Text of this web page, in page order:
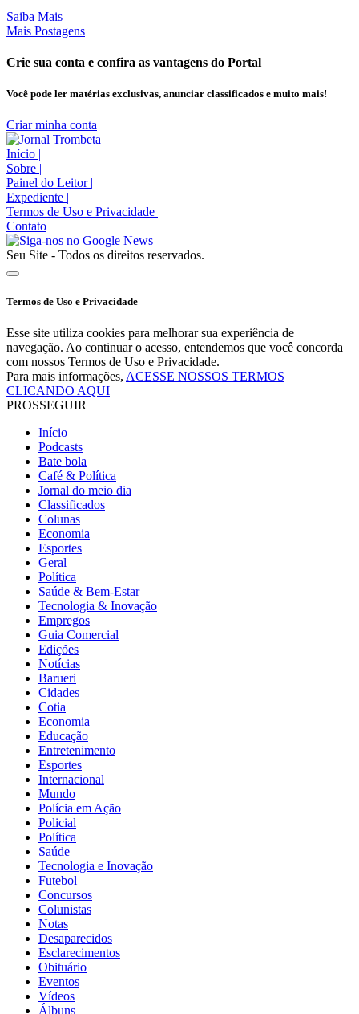
Saiba Mais
Mais Postagens
Crie sua conta e confira as vantagens do Portal
Você pode ler matérias exclusivas, anunciar classificados e muito mais!
Criar minha conta
Início |
Sobre |
Painel do Leitor |
Expediente |
Termos de Uso e Privacidade |
Contato
Seu Site - Todos os direitos reservados.
Termos de Uso e Privacidade
Esse site utiliza cookies para melhorar sua experiência de
navegação. Ao continuar o acesso, entendemos que você concorda
com nossos Termos de Uso e Privacidade.
Para mais informações, ACESSE NOSSOS TERMOS
CLICANDO AQUI
PROSSEGUIR
Início
Podcasts
Bate bola
Café & Política
Jornal do meio dia
Classificados
Colunas
Economia
Esportes
Geral
Política
Saúde & Bem-Estar
Tecnologia & Inovação
Empregos
Guia Comercial
Edições
Notícias
Barueri
Cidades
Cotia
Economia
Educação
Entretenimento
Esportes
Internacional
Mundo
Polícia em Ação
Policial
Política
Saúde
Tecnologia e Inovação
Futebol
Concursos
Colunistas
Notas
Desaparecidos
Esclarecimentos
Obituário
Eventos
Vídeos
Álbuns